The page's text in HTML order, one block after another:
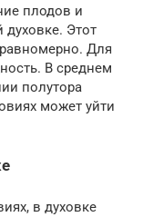
плодов и
духовке. Этот
Для
В среднем
полутора
может уйти
в духовке